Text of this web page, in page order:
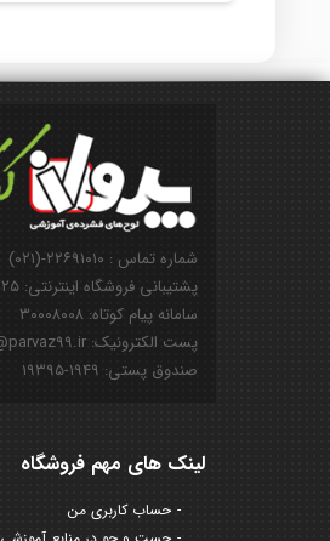
شماره تماس : ۲۲۶۹۱۰۱۰-(۰۲۱)
پشتیبانی فروشگاه اینترنتی: ۰۹۱۲۸۵۰۱۱۲۵
سامانه پیام کوتاه: ۳۰۰۰۸۰۰۸
پست الکترونیک: info@parvaz99.ir
صندوق پستی: ۱۹۴۹-۱۹۳۹۵
لینک های مهم فروشگاه
حساب کاربری من